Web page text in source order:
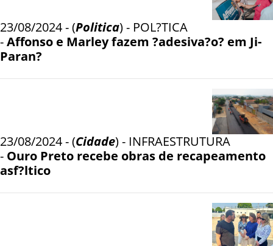
23/08/2024 - (Politica) - POL?TICA
-Affonso e Marley fazem ?adesiva?o? em Ji-
Paran?
23/08/2024 - (Cidade) - INFRAESTRUTURA
- Ouro Preto recebe obras de recapeamento
asf?ltico